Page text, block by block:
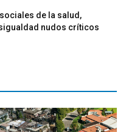
de la salud,
nudos críticos